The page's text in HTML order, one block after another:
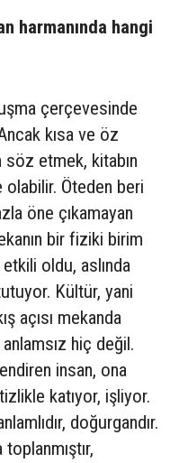
harmanında hangi
çerçevesinde
kısa ve öz
etmek, kitabın
olabilir. Öteden beri
öne çıkamayan
bir fiziki birim
oldu, aslında
Kültür, yani
açısı mekanda
hiç değil.
insan, ona
katıyor, işliyor.
doğurgandır.